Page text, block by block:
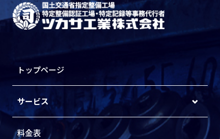
トップページ
サービス
料金表